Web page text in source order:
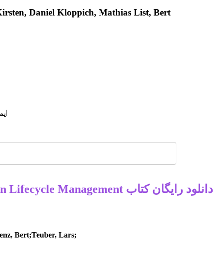
Daniel Kloppich, Mathias List, Bert
دانلود رایگان کتاب SAP Cloud ALM Application Lifecycle Management
Bert;Teuber, Lars;